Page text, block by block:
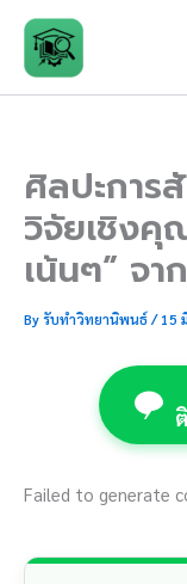
content
ศิลปะการ
วิจัยเชิงคุ
เน้นๆ” จ
Byรับทำวิทยานิพนธ์/15
Failed to generate